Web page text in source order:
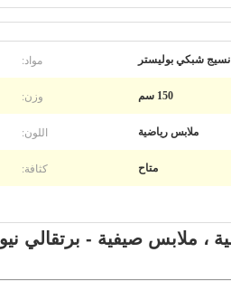
نسيج شبكي بوليستر مواد:
150 سم وزن:
ملابس رياضية اللون:
متاح كثافة: